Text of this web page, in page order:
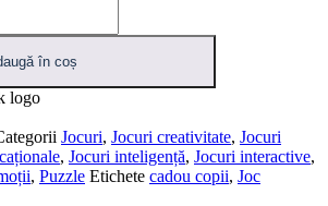
în coș
Jocuri, Jocuri creativitate, Jocuri
, Jocuri inteligență, Jocuri interactive,
, Puzzle Etichete cadou copii, Joc